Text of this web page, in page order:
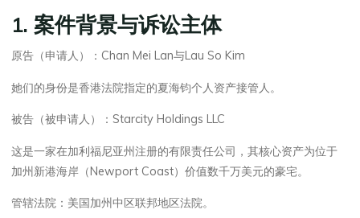
1. 案件背景与诉讼主体
原告（申请人）：Chan Mei Lan与Lau So Kim
她们的身份是香港法院指定的夏海钧个人资产接管人。
被告（被申请人）：Starcity Holdings LLC
这是一家在加利福尼亚州注册的有限责任公司，其核心资产为位于
加州新港海岸（Newport Coast）价值数千万美元的豪宅。
管辖法院：美国加州中区联邦地区法院。